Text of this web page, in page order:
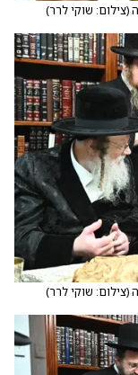
(צילום: שוקי לרר)
(צילום: שוקי לרר)